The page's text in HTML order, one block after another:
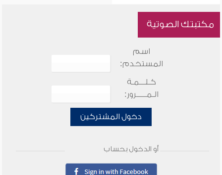
مكتبتك الصوتية
اسم
المستخدم:
كـلـــمـة
الـمـــــرور:
دخول المشتركين
أو الدخول بحساب